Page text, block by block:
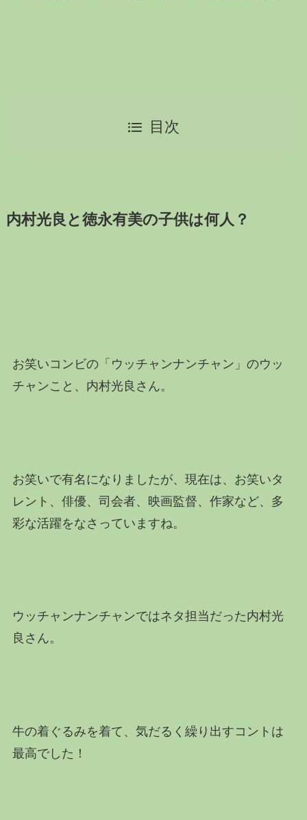
目次
内村光良と徳永有美の子供は何人？
お笑いコンビの「ウッチャンナンチャン」のウッ
チャンこと、内村光良さん。
お笑いで有名になりましたが、現在は、お笑いタ
レント、俳優、司会者、映画監督、作家など、多
彩な活躍をなさっていますね。
ウッチャンナンチャンではネタ担当だった内村光
良さん。
牛の着ぐるみを着て、気だるく繰り出すコントは
最高でした！